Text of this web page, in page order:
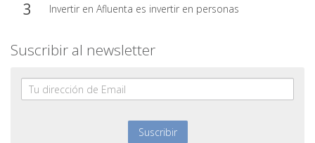
Invertir en Afluenta es invertir en personas
Suscribir al newsletter